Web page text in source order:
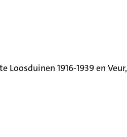
1916-1939 en Veur,